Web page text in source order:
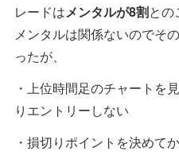
レードはメンタルが8割との
メンタルは関係ないのでそ
ったが、
・上位時間足のチャートを
りエントリーしない
・損切りポイントを決めて